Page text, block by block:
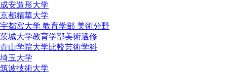
成安造形大学
京都精華大学
宇都宮大学 教育学部 美術分野
茨城大学教育学部美術選修
青山学院大学比較芸術学科
埼玉大学
筑波技術大学